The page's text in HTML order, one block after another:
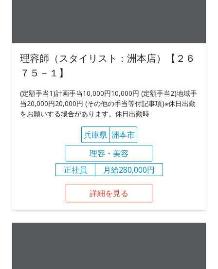
理容師（スタイリスト：洲本店）【２６
７５－１】
(定額手当1)計画手当10,000円10,000円 (定額手当2)地域手
当20,000円20,000円 (その他の手当等付記事項)※休日出勤
をお願いする場合があります。休日出勤時
兵庫県 洲本市
理容・美容
正社員
月給280,000円
詳細を見る